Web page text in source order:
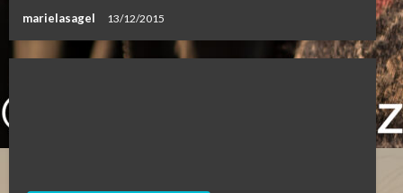
marielasagel 13/12/2015